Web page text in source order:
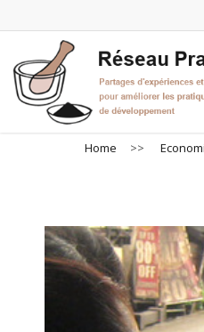
to
main
content
Home >>